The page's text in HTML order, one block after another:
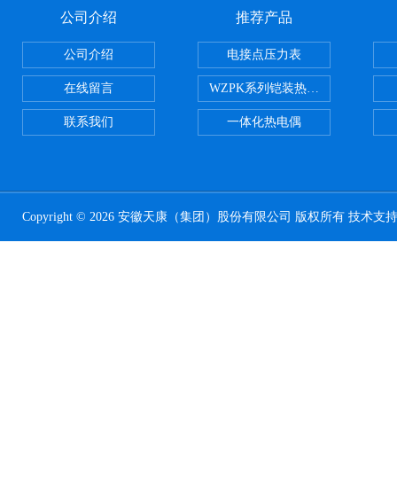
公司介绍
公司介绍
在线留言
联系我们
推荐产品
电接点压力表
WZPK系列铠装热电阻
一体化热电偶
Copyright © 2026 安徽天康（集团）股份有限公司 版权所有 技术支